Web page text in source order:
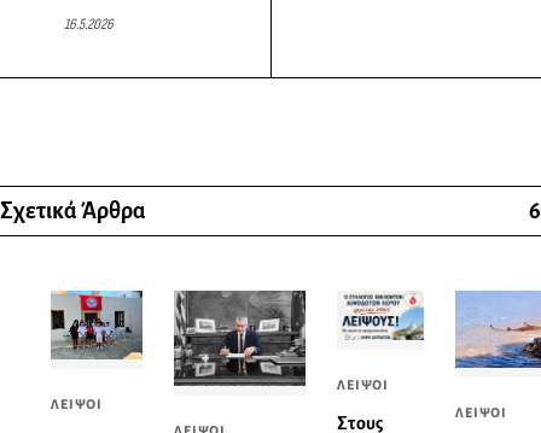
16.5.2026
Σχετικά Άρθρα 6
ΛΕΙΨΟΙ
ΛΕΙΨΟΙ
Στους
ΛΕΙΨΟΙ